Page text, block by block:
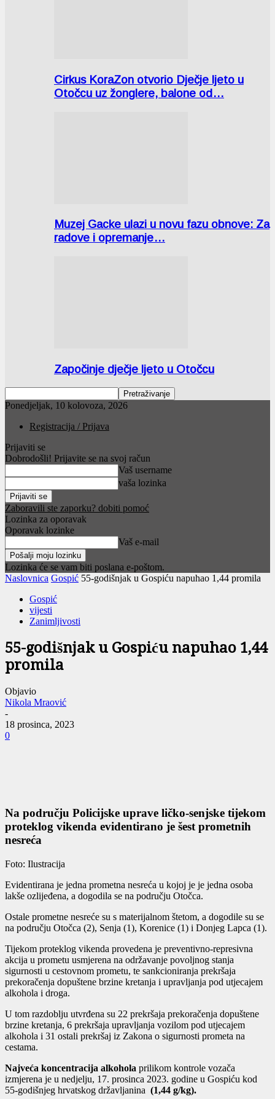
Cirkus KoraZon otvorio Dječje ljeto u
Otočcu uz žonglere, balone od…
Muzej Gacke ulazi u novu fazu obnove: Za
radove i opremanje…
Započinje dječje ljeto u Otočcu
Ponedjeljak, 10 kolovoza, 2026
Registracija / Prijava
Prijaviti se
Dobrodošli! Prijavite se na svoj račun
Vaš username
vaša lozinka
Zaboravili ste zaporku? dobiti pomoć
Lozinka za oporavak
Oporavak lozinke
Vaš e-mail
Lozinka će se vam biti poslana e-poštom.
Naslovnica Gospić 55-godišnjak u Gospiću napuhao 1,44 promila
Gospić
vijesti
Zanimljivosti
55-godišnjak u Gospiću napuhao 1,44
promila
Objavio
Nikola Mraović
-
18 prosinca, 2023
0
Na području Policijske uprave ličko-senjske tijekom
proteklog vikenda evidentirano je šest prometnih
nesreća
Foto: Ilustracija
Evidentirana je jedna prometna nesreća u kojoj je je jedna osoba
lakše ozlijeđena, a dogodila se na području Otočca.
Ostale prometne nesreće su s materijalnom štetom, a dogodile su se
na području Otočca (2), Senja (1), Korenice (1) i Donjeg Lapca (1).
Tijekom proteklog vikenda provedena je preventivno-represivna
akcija u prometu usmjerena na održavanje povoljnog stanja
sigurnosti u cestovnom prometu, te sankcioniranja prekršaja
prekoračenja dopuštene brzine kretanja i upravljanja pod utjecajem
alkohola i droga.
U tom razdoblju utvrđena su 22 prekršaja prekoračenja dopuštene
brzine kretanja, 6 prekršaja upravljanja vozilom pod utjecajem
alkohola i 31 ostali prekršaj iz Zakona o sigurnosti prometa na
cestama.
Najveća koncentracija alkohola prilikom kontrole vozača
izmjerena je u nedjelju, 17. prosinca 2023. godine u Gospiću kod
55-godišnjeg hrvatskog državljanina (1,44 g/kg).